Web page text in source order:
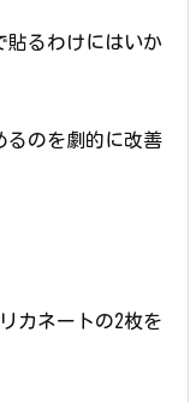
貼るわけにはいか
るのを劇的に改善
カネートの2枚を